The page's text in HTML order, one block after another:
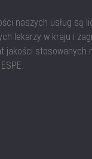
naszych usług są
lekarzy w kraju i
jakości stosowanych